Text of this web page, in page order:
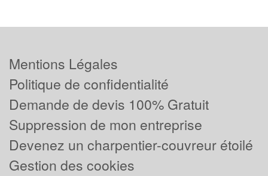
Mentions Légales
Politique de confidentialité
Demande de devis 100% Gratuit
Suppression de mon entreprise
Devenez un charpentier-couvreur étoilé
Gestion des cookies